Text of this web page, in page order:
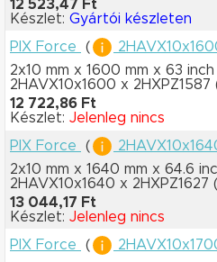
12 523,47 Ft
Készlet: Gyártói készleten
PIX Force
(
2x10 mm x 1600 mm x 63 inch
2HAVX10x1600 x 2HXPZ1587
12 722,86 Ft
Készlet: Jelenleg nincs
PIX Force
(
2x10 mm x 1640 mm x 64.6
2HAVX10x1640 x 2HXPZ1627
13 044,17 Ft
Készlet: Jelenleg nincs
PIX Force
(